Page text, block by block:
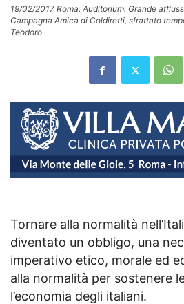
19/02/2017 Roma. Auditorium. Grande
Campagna Amica di Coldiretti, sfrattato
Teodoro
Tornare alla normalità
diventato un obbligo, una
imperativo etico, morale ed
alla normalità per sostenere
l’economia degli italiani.